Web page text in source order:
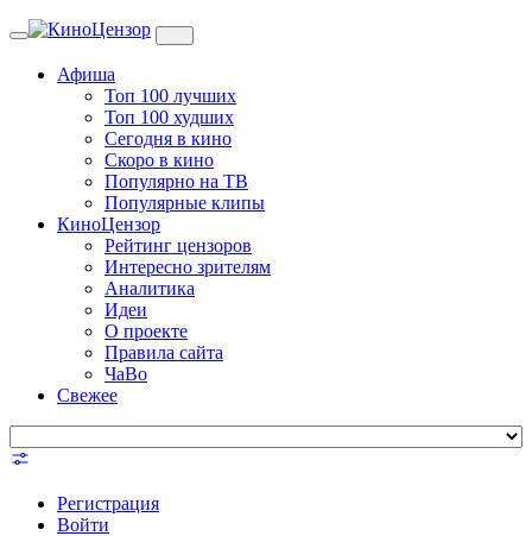
Toggle
Афиша
Топ 100 лучших
Топ 100 худших
Сегодня в кино
Скоро в кино
Популярно на ТВ
Популярные клипы
КиноЦензор
Рейтинг цензоров
Интересно зрителям
Аналитика
Идеи
О проекте
Правила сайта
ЧаВо
Свежее
Регистрация
Войти